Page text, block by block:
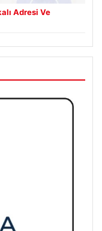
Adresi Ve